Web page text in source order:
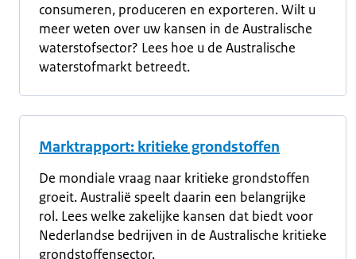
consumeren, produceren en exporteren. Wilt u
meer weten over uw kansen in de Australische
waterstofsector? Lees hoe u de Australische
waterstofmarkt betreedt.
Marktrapport: kritieke grondstoffen
De mondiale vraag naar kritieke grondstoffen
groeit. Australië speelt daarin een belangrijke
rol. Lees welke zakelijke kansen dat biedt voor
Nederlandse bedrijven in de Australische kritieke
grondstoffensector.